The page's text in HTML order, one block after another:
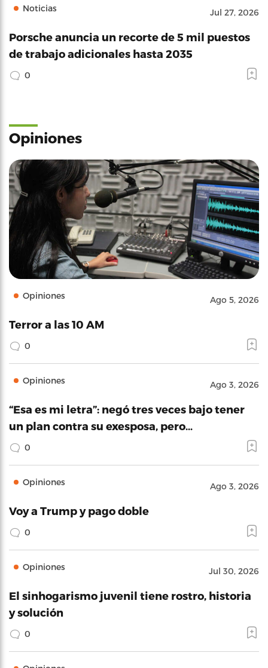
Noticias Jul 27, 2026
Porsche anuncia un recorte de 5 mil puestos
de trabajo adicionales hasta 2035
0
Opiniones
Opiniones Ago 5, 2026
Terror a las 10 AM
0
Opiniones Ago 3, 2026
“Esa es mi letra”: negó tres veces bajo tener
un plan contra su exesposa, pero…
0
Opiniones Ago 3, 2026
Voy a Trump y pago doble
0
Opiniones Jul 30, 2026
El sinhogarismo juvenil tiene rostro, historia
y solución
0